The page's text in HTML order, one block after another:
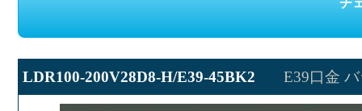
LDR100-200V28D8-H/E39-45BK2 E39口金